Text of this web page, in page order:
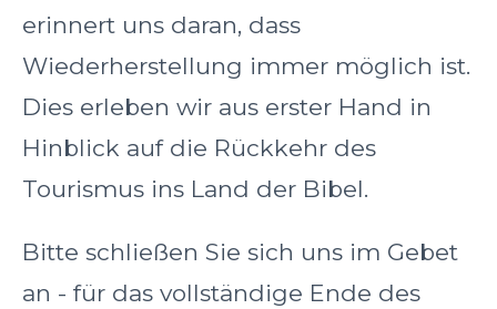
erinnert uns daran, dass
Wiederherstellung immer möglich ist.
Dies erleben wir aus erster Hand in
Hinblick auf die Rückkehr des
Tourismus ins Land der Bibel.
Bitte schließen Sie sich uns im Gebet
an - für das vollständige Ende des